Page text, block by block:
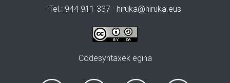
Tel.: 944 911 337 · hiruka@hiruka.eus
Codesyntaxek egina